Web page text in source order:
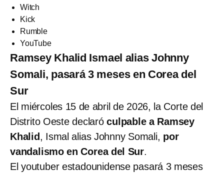
Witch
Kick
Rumble
YouTube
Ramsey Khalid Ismael alias Johnny
Somali, pasará 3 meses en Corea del
Sur
El miércoles 15 de abril de 2026, la Corte del
Distrito Oeste declaróculpable a Ramsey
Khalid , Ismal alias Johnny Somali, por
vandalismo en Corea del Sur.
El youtuber estadounidense pasará 3 meses